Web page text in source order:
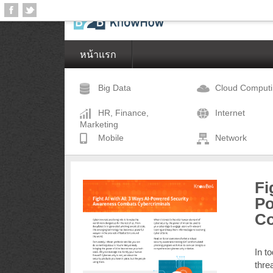
หน้าแรก
Big Data Cloud
HR, Finance,
Marketing
Internet
Mobile Network
In